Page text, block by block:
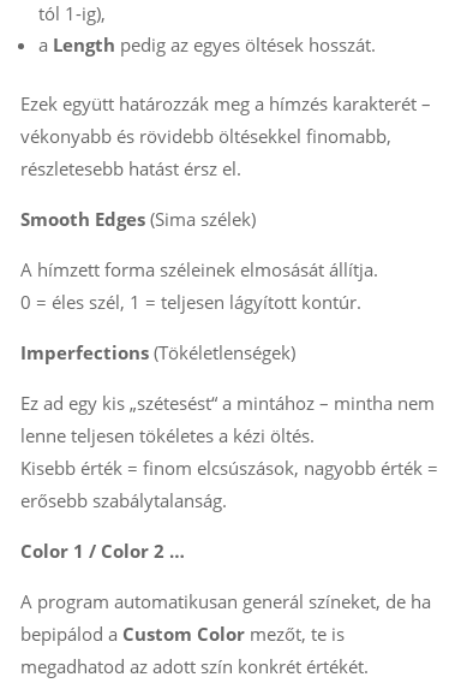
tól 1-ig),
a Length pedig az egyes öltések hosszát.
Ezek együtt határozzák meg a hímzés karakterét –
vékonyabb és rövidebb öltésekkel finomabb,
részletesebb hatást érsz el.
Smooth Edges(Sima szélek)
A hímzett forma széleinek elmosását állítja.
0 = éles szél, 1 = teljesen lágyított kontúr.
Imperfections(Tökéletlenségek)
Ez ad egy kis „szétesést“ a mintához – mintha nem
lenne teljesen tökéletes a kézi öltés.
Kisebb érték = finom elcsúszások, nagyobb érték =
erősebb szabálytalanság.
Color 1 / Color 2 …
A program automatikusan generál színeket, de ha
bepipálod a Custom Colormezőt, te is
megadhatod az adott szín konkrét értékét.